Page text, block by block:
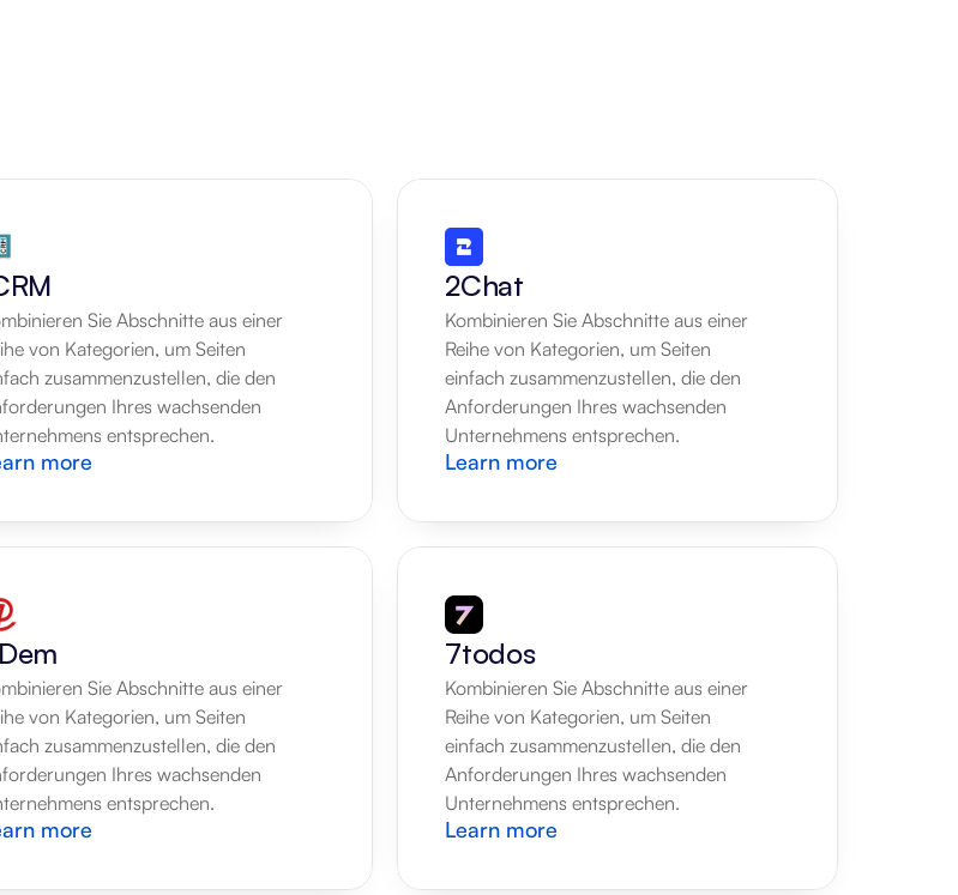
Sie Abschnitte aus einer
von Kategorien, um Seiten
zusammenzustellen, die den
Ihres wachsenden
entsprechen.
more
2Chat
Kombinieren Sie Abschnitte aus einer
Reihe von Kategorien, um Seiten
einfach zusammenzustellen, die den
Anforderungen Ihres wachsenden
Unternehmens entsprechen.
Learn more
Sie Abschnitte aus einer
von Kategorien, um Seiten
zusammenzustellen, die den
Ihres wachsenden
entsprechen.
more
7todos
Kombinieren Sie Abschnitte aus einer
Reihe von Kategorien, um Seiten
einfach zusammenzustellen, die den
Anforderungen Ihres wachsenden
Unternehmens entsprechen.
Learn more